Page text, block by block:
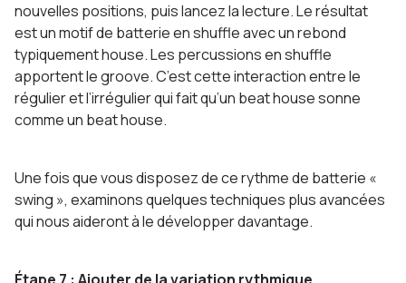
nouvelles positions, puis lancez la lecture. Le résultat
est un motif de batterie en shuffle avec un rebond
typiquement house. Les percussions en shuffle
apportent le groove. C’est cette interaction entre le
régulier et l’irrégulier qui fait qu’un beat house sonne
comme un beat house.
Une fois que vous disposez de ce rythme de batterie «
swing », examinons quelques techniques plus avancées
qui nous aideront à le développer davantage.